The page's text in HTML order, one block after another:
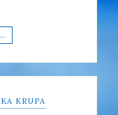
KRUPA